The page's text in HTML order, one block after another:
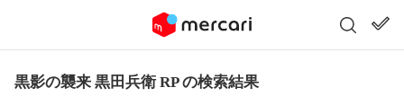
黒影の襲来 黒田兵衛 RP の検索結果